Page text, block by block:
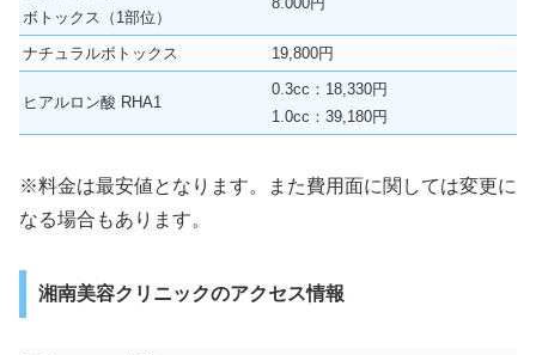
ボトックス（1部位）
ナチュラルボトックス 19,800円
ヒアルロン酸 RHA1
0.3cc：18,330円
1.0cc：39,180円
※料金は最安値となります。また費用面に関しては変更に
なる場合もあります。
湘南美容クリニックのアクセス情報